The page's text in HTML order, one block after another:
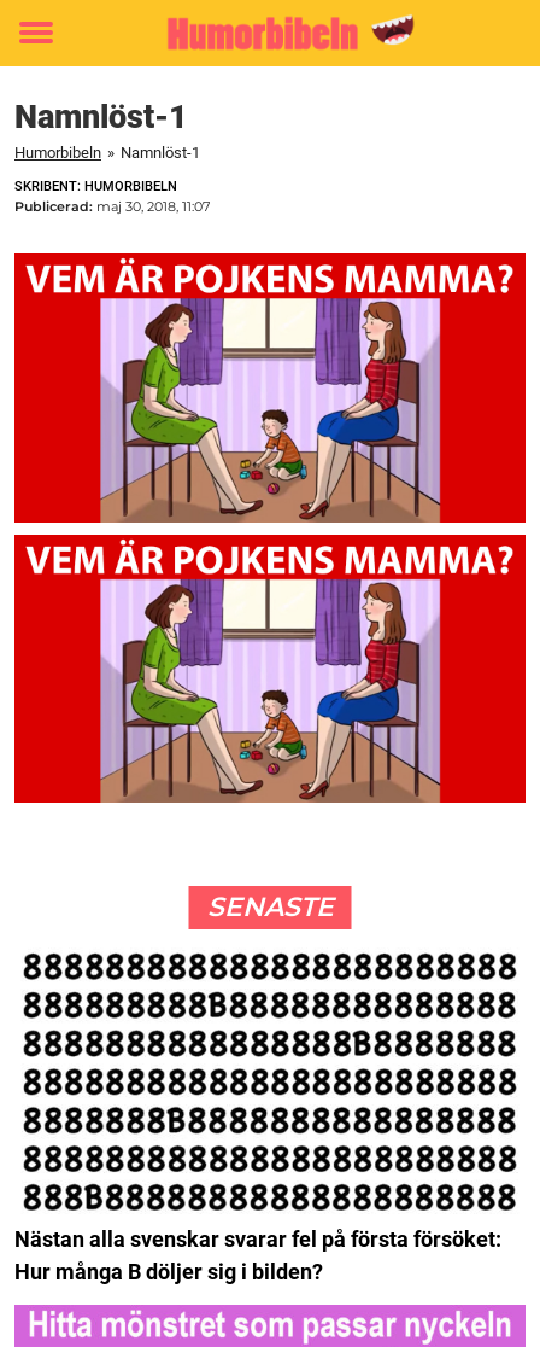
Toggle
Namnlöst-1
Humorbibeln » Namnlöst-1
SKRIBENT: HUMORBIBELN
Publicerad: maj 30, 2018, 11:07
SENASTE
Nästan alla svenskar svarar fel på första försöket:
Hur många B döljer sig i bilden?